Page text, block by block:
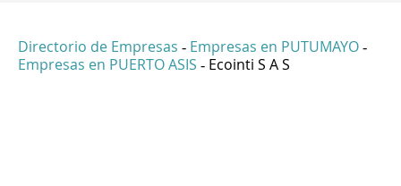
Directorio de Empresas - Empresas en PUTUMAYO -
Empresas en PUERTO ASIS - Ecointi S A S